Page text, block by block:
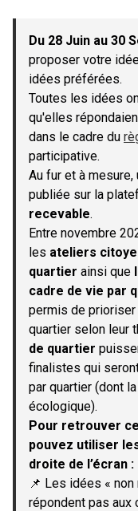
−
Du 28 Juin au 30
proposer votre
idées préférées.
Toutes les idées
qu'elles
dans le cadre du
participative.
Au fur et à
publiée sur la
recevable.
Entre novembre
les ateliers
quartier ainsi que
cadre de vie par
permis de
quartier selon leur
de quartier
finalistes qui
par quartier (dont
écologique).
Pour retrouver
pouvez utiliser
droite de l’écran :
📌 Les idées «
répondent pas